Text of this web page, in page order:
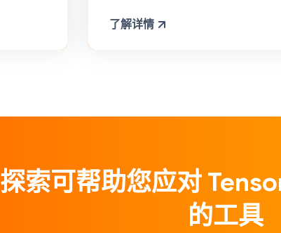
了解详情
探索可帮助您应对
的工具